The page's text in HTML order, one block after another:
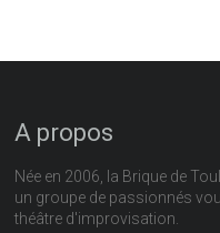
A propos
Née en 2006, la Brique de
un groupe de passionnés
théâtre d'improvisation.